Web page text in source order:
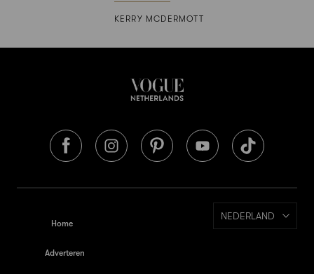
KERRY MCDERMOTT
Home
Adverteren
NEDERLAND